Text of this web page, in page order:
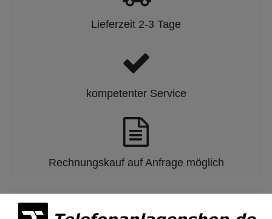
Lieferzeit 2-3 Tage
kompetenter Service
Rechnungskauf auf Anfrage möglich
Kauf auf Rechnung nach